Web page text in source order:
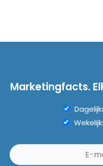
Marketingfacts.